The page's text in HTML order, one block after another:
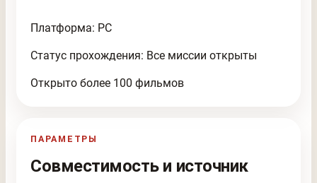
Платформа: PC
Статус прохождения: Все миссии открыты
Открыто более 100 фильмов
ПАРАМЕТРЫ
Совместимость и источник